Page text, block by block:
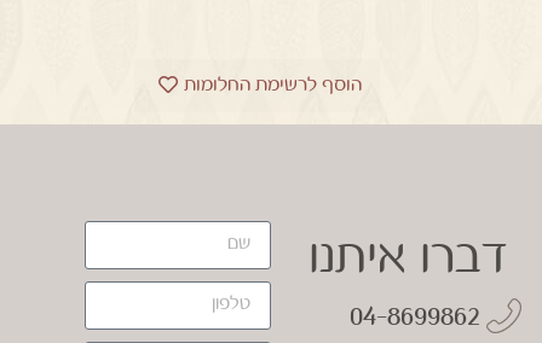
הוסף לרשימת החלומות
דברו איתנו
04-8699862